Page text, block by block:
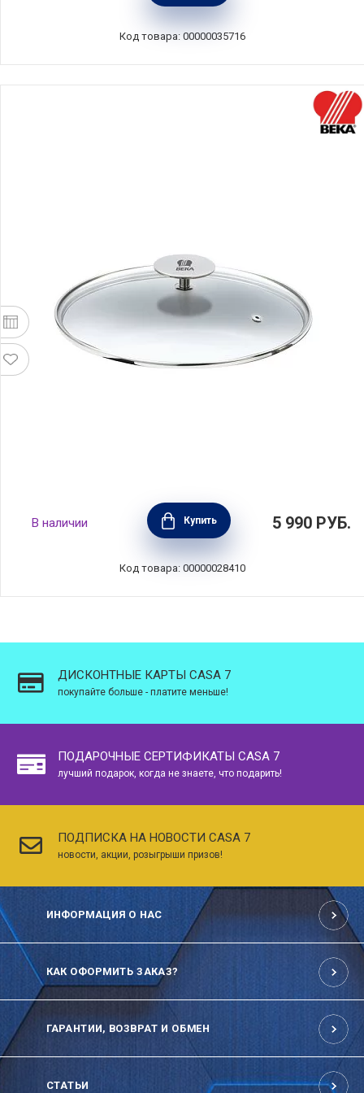
101230
Код товара: 00000035716
Крышка Kitchen Aids 30 см, стекло, BEKA,
Бельгия, 16409304
В наличии Купить 5 990 РУБ.
Код товара: 00000028410
ДИСКОНТНЫЕ КАРТЫ CASA 7
покупайте больше - платите меньше!
ПОДАРОЧНЫЕ СЕРТИФИКАТЫ CASA 7
лучший подарок, когда не знаете, что подарить!
ПОДПИСКА НА НОВОСТИ CASA 7
новости, акции, розыгрыши призов!
ИНФОРМАЦИЯ О НАС
КАК ОФОРМИТЬ ЗАКАЗ?
ГАРАНТИИ, ВОЗВРАТ И ОБМЕН
СТАТЬИ